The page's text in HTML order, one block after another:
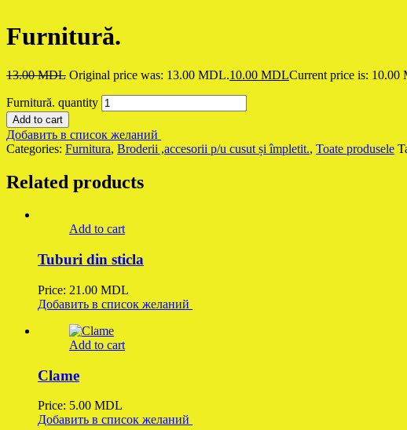
Furnitură.
13.00MDL Original price was: 13.00 MDL.10.00 MDLCurrent price is: 10.00
Furnitură. quantity
Add to cart
Добавить в список желаний
Categories: Furnitura, Broderii ,accesorii p/u cusut și împletit., Toate produsele
Related products
Add to cart
Tuburi din sticla
Price: 21.00 MDL
Добавить в список желаний
Add to cart
Clame
Price: 5.00 MDL
Добавить в список желаний